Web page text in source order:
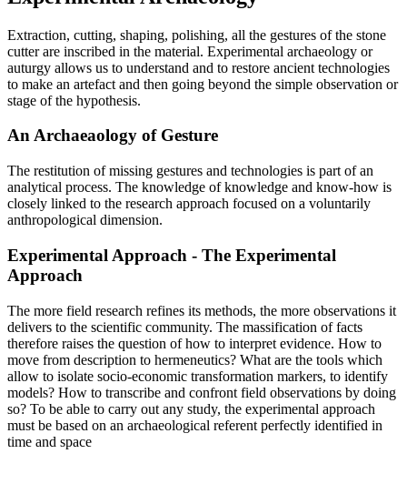
Extraction, cutting, shaping, polishing, all the gestures of the stone
cutter are inscribed in the material. Experimental archaeology or
auturgy allows us to understand and to restore ancient technologies
to make an artefact and then going beyond the simple observation or
stage of the hypothesis.
An Archaeaology of Gesture
The restitution of missing gestures and technologies is part of an
analytical process. The knowledge of knowledge and know-how is
closely linked to the research approach focused on a voluntarily
anthropological dimension.
Experimental Approach - The Experimental
Approach
The more field research refines its methods, the more observations it
delivers to the scientific community. The massification of facts
therefore raises the question of how to interpret evidence. How to
move from description to hermeneutics? What are the tools which
allow to isolate socio-economic transformation markers, to identify
models? How to transcribe and confront field observations by doing
so? To be able to carry out any study, the experimental approach
must be based on an archaeological referent perfectly identified in
time and space